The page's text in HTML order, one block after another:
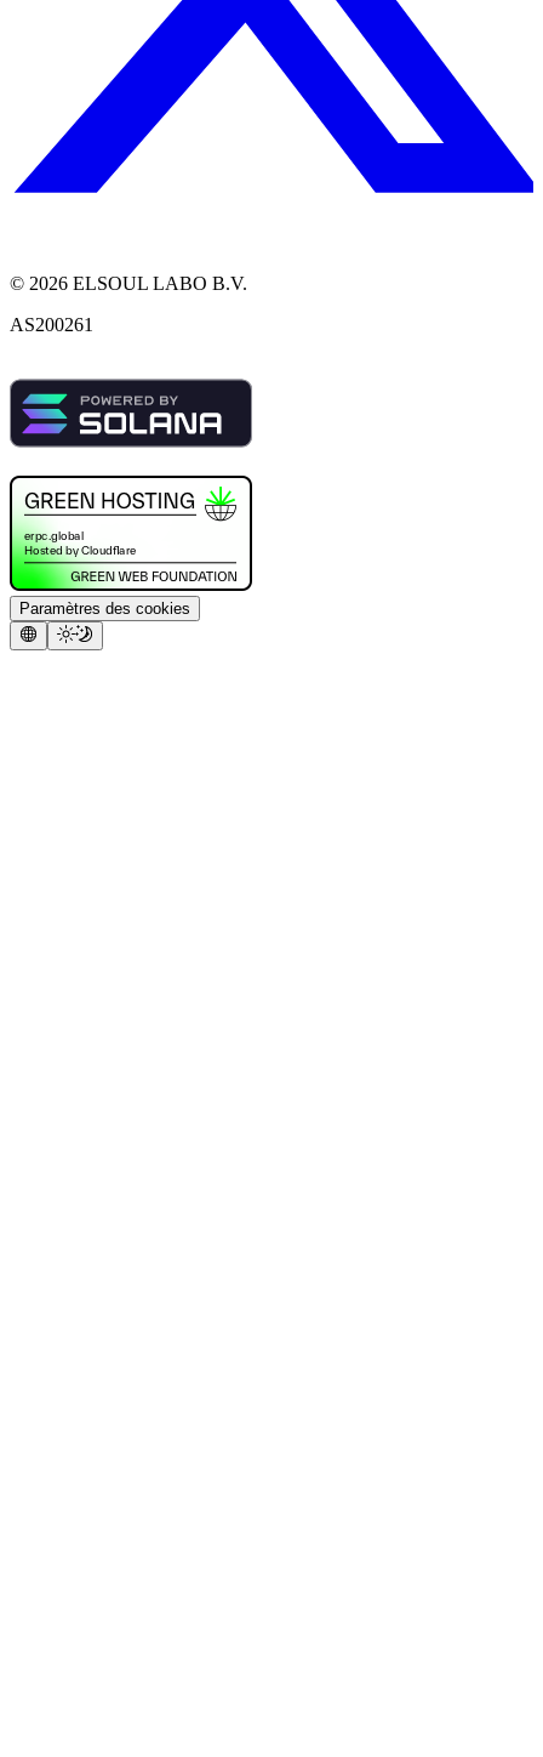
© 2026 ELSOUL LABO B.V.
AS200261
Paramètres des cookies